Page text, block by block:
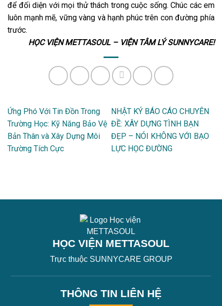
để đối diện với mọi thử thách trong cuộc sống. Chúc các em
luôn mạnh mẽ, vững vàng và hạnh phúc trên con đường phía
trước.
HỌC VIỆN METTASOUL – VIỆN TÂM LÝ SUNNYCARE!
Ứng Phó Với Tin Đồn Trong
Trường Học: Kỹ Năng Bảo Vệ
Bản Thân và Xây Dựng Môi
Trường Tích Cực
NHẬT KÝ BÁO CÁO CHUYÊN
ĐỀ: XÂY DỰNG TÌNH BẠN
ĐẸP – NÓI KHÔNG VỚI BẠO
LỰC HỌC ĐƯỜNG
HỌC VIỆN METTASOUL
Trực thuộc SUNNYCARE GROUP
THÔNG TIN LIÊN HỆ